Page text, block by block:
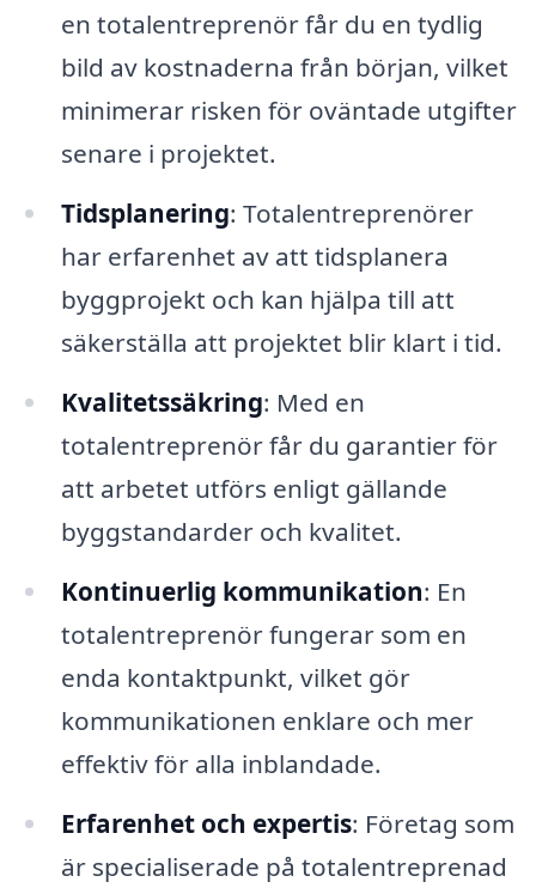
en totalentreprenör får du en tydlig
bild av kostnaderna från början, vilket
minimerar risken för oväntade utgifter
senare i projektet.
Tidsplanering: Totalentreprenörer
har erfarenhet av att tidsplanera
byggprojekt och kan hjälpa till att
säkerställa att projektet blir klart i tid.
Kvalitetssäkring: Med en
totalentreprenör får du garantier för
att arbetet utförs enligt gällande
byggstandarder och kvalitet.
Kontinuerlig kommunikation: En
totalentreprenör fungerar som en
enda kontaktpunkt, vilket gör
kommunikationen enklare och mer
effektiv för alla inblandade.
Erfarenhet och expertis: Företag som
är specialiserade på totalentreprenad